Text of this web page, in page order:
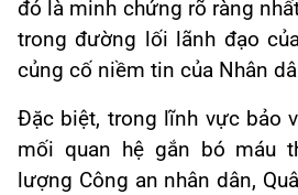
đó là minh chứng rõ ràng
trong đường lối lãnh đạo
củng cố niềm tin của Nhân
Đặc biệt, trong lĩnh vực bảo
mối quan hệ gắn bó máu
lượng Công an nhân dân,